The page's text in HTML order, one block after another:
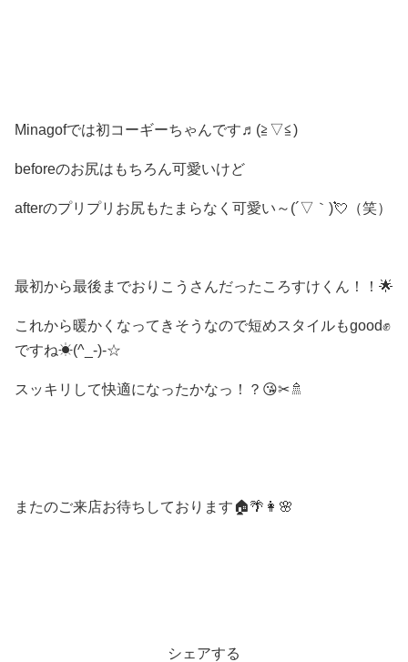
Minagofでは初コーギーちゃんです♬(≧▽≦)
beforeのお尻はもちろん可愛いけど
afterのプリプリお尻もたまらなく可愛い～(´▽｀)💘（笑）
最初から最後までおりこうさんだったころすけくん！！🌟
これから暖かくなってきそうなので短めスタイルもgood✊
ですね☀(^_-)-☆
スッキリして快適になったかなっ！？😘✂🚿
またのご来店お待ちしております🏠🌴👩🌸
シェアする